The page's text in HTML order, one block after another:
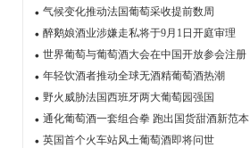
气候变化推动法国葡萄采收提前数周
醉鹅娘酒业涉嫌走私将于9月1日开庭审理
世界葡萄与葡萄酒大会在中国开放参会注册
年轻饮酒者推动全球无酒精葡萄酒热潮
野火威胁法国西班牙两大葡萄园强国
通化葡萄酒一套组合拳 跑出国货甜酒新范本
英国首个火车站风土葡萄酒即将问世